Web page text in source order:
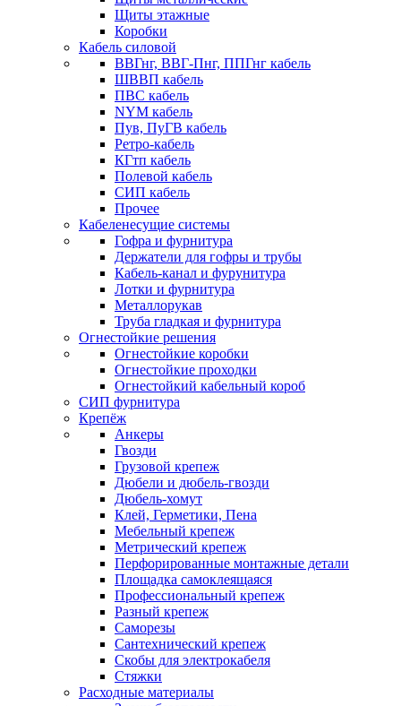
Щиты этажные
Коробки
Кабель силовой
ВВГнг, ВВГ-Пнг, ППГнг кабель
ШВВП кабель
ПВС кабель
NYM кабель
Пув, ПуГВ кабель
Ретро-кабель
КГтп кабель
Полевой кабель
СИП кабель
Прочее
Кабеленесущие системы
Гофра и фурнитура
Держатели для гофры и трубы
Кабель-канал и фурунитура
Лотки и фурнитура
Металлорукав
Труба гладкая и фурнитура
Огнестойкие решения
Огнестойкие коробки
Огнестойкие проходки
Огнестойкий кабельный короб
СИП фурнитура
Крепёж
Анкеры
Гвозди
Грузовой крепеж
Дюбели и дюбель-гвозди
Дюбель-хомут
Клей, Герметики, Пена
Мебельный крепеж
Метрический крепеж
Перфорированные монтажные детали
Площадка самоклеящаяся
Профессиональный крепеж
Разный крепеж
Саморезы
Сантехнический крепеж
Скобы для электрокабеля
Стяжки
Расходные материалы